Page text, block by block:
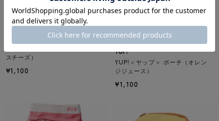
スチーズ）
¥1,100
SOLDOUT
YUP!
YUP!＜ヤップ＞ ポーチ（オレン
ジジュース）
¥1,100